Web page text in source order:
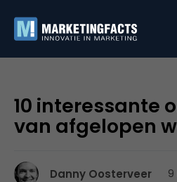
10 interessante
van afgelopen
Danny Oosterveer 9